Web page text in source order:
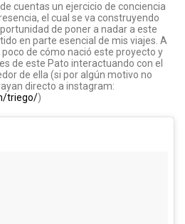
cuentas un ejercicio de conciencia
el cual se va construyendo
de poner a nadar a este
en parte esencial de mis viajes. A
de cómo nació este proyecto y
de este Pato interactuando con el
de ella (si por algún motivo no
directo a instagram:
triego/)